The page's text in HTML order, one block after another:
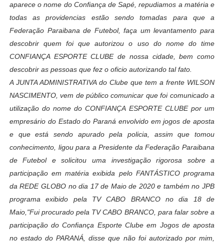
aparece o nome do Confiança de Sapé, repudiamos a matéria e
todas as providencias estão sendo tomadas para que a
Federação Paraibana de Futebol, faça um levantamento para
descobrir quem foi que autorizou o uso do nome do time
CONFIANÇA ESPORTE CLUBE de nossa cidade, bem como
descobrir as pessoas que fez o oficio autorizando tal fato.
A JUNTA ADMINISTRATIVA do Clube que tem a frente WILSON
NASCIMENTO, vem de público comunicar que foi comunicado a
utilização do nome do CONFIANÇA ESPORTE CLUBE por um
empresário do Estado do Paraná envolvido em jogos de aposta
e que está sendo apurado pela policia, assim que tomou
conhecimento, ligou para a Presidente da Federação Paraibana
de Futebol e solicitou uma investigação rigorosa sobre a
participação em matéria exibida pelo FANTÁSTICO programa
da REDE GLOBO no dia 17 de Maio de 2020 e também no JPB
programa exibido pela TV CABO BRANCO no dia 18 de
Maio,"Fui procurado pela TV CABO BRANCO, para falar sobre a
participação do Confiança Esporte Clube em Jogos de aposta
no estado do PARANÁ, disse que não foi autorizado por mim,